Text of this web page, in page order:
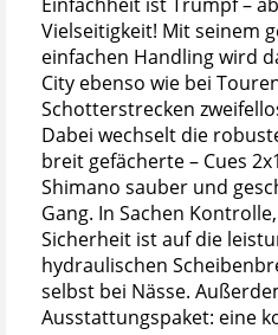
Vielseitigkeit! Mit seinem
einfachen Handling wird
City ebenso wie bei
Schotterstrecken
Dabei wechselt die
breit gefächerte – Cues
Shimano sauber und
Gang. In Sachen
Sicherheit ist auf die
hydraulischen
selbst bei Nässe.
Ausstattungspaket: eine